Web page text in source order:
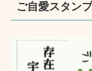
ご自愛スタン